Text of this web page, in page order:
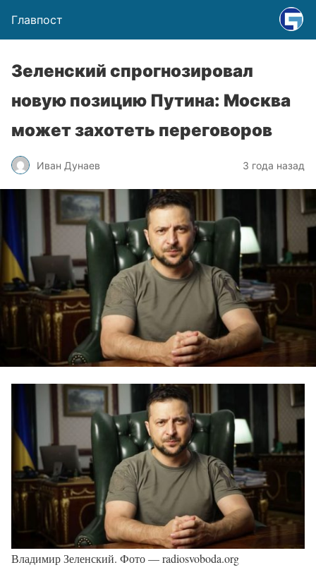
Главпост
Зеленский спрогнозировал
новую позицию Путина: Москва
может захотеть переговоров
Иван Дунаев 3 года назад
Владимир Зеленский. Фото — radiosvoboda.org